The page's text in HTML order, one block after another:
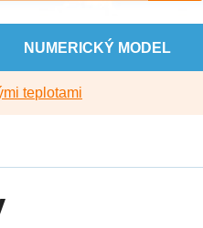
NUMERICKÝ MODEL
teplotami